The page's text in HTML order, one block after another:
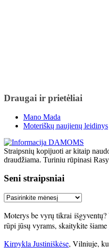
Draugai ir prietėliai
Mano Mada
Moteriškų naujienų leidinys
Straipsnių kopijuoti ar kitaip
draudžiama. Turiniu rūpinasi
Seni straipsniai
Seni
Moterys be vyrų tikrai
rūpi jūsų vyrams, skaitykite šiame
Kirpykla Justiniškėse, Vilniuje,